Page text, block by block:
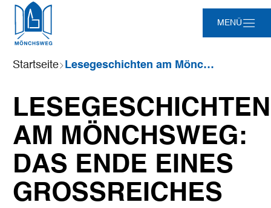
MENÜ
Sie
sind
Startseite Lesegeschichten am Mönchsweg: Das Ende eines Großreiches
LESEGESCHICHTEN
AM MÖNCHSWEG:
DAS ENDE EINES
GROSSREICHES